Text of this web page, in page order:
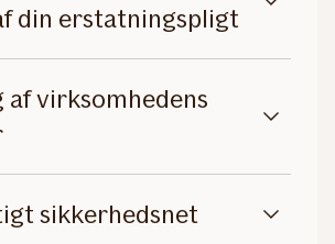
din erstatningspligt
af virksomhedens
sikkerhedsnet